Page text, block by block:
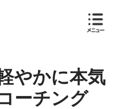
やかに本気
ーチング